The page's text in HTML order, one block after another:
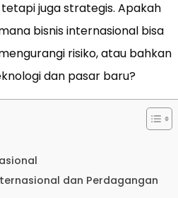
juga strategis. Apakah
bisnis internasional bisa
risiko, atau bahkan
dan pasar baru?
dan Perdagangan